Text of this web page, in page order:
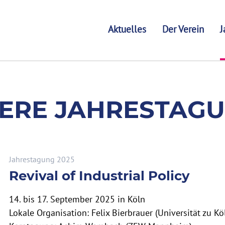
Aktuelles Der Verein
Jahrestagung 2025
Revival of Industrial Policy
14. bis 17. September 2025 in Köln
Lokale Organisation: Felix Bierbrauer (Universität zu